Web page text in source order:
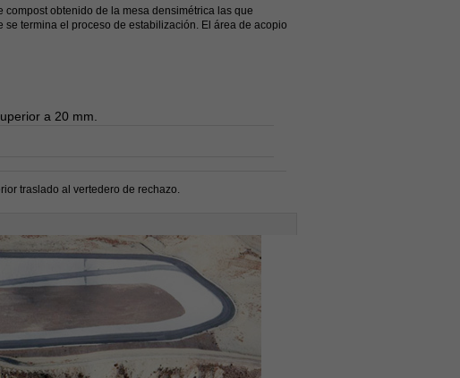
obtenido de la mesa densimétrica las que
termina el proceso de estabilización. El área de acopio
a 20 mm.
traslado al vertedero de rechazo.